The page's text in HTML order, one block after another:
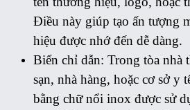
Điều này giúp tạo ấn tượng
hiệu được nhớ đến dễ dàng.
Biển chỉ dẫn: Trong tòa nhà
sạn, nhà hàng, hoặc cơ sở y
bằng chữ nổi inox được sử